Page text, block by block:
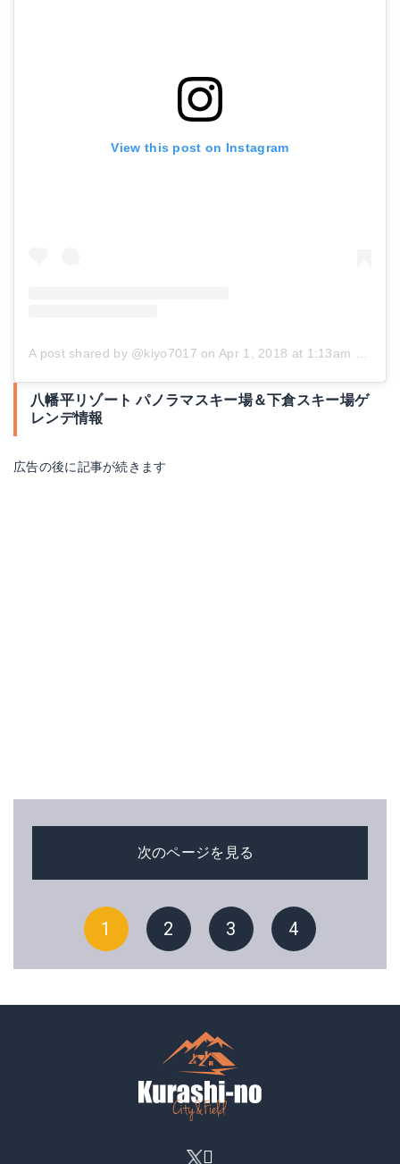
View this post on Instagram
A post shared by @kiyo7017 onApr 1, 2018 at 1:13am PDT
八幡平リゾート パノラマスキー場＆下倉スキー場ゲ
レンデ情報
広告の後に記事が続きます
次のページを見る
1 2 3 4